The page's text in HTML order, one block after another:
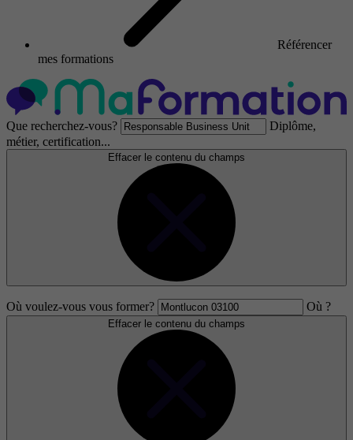
Référencer
mes formations
Que recherchez-vous?
Diplôme,
métier, certification...
Effacer le contenu du champs
Où voulez-vous vous former? Où ?
Effacer le contenu du champs